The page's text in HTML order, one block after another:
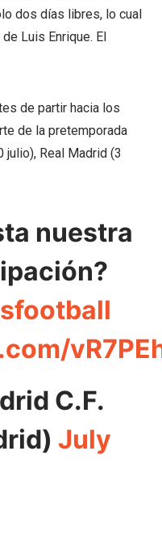
dos días libres, lo cual
Luis Enrique. El
de partir hacia los
de la pretemporada
julio), Real Madrid (3
nuestra
C.F.
July